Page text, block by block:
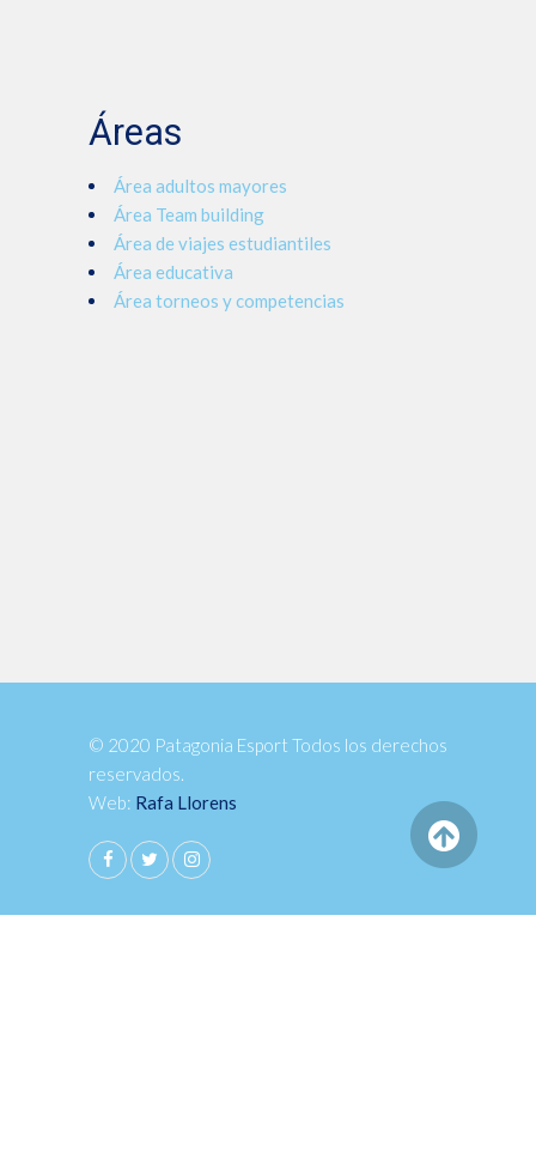
Áreas
Área adultos mayores
Área Team building
Área de viajes estudiantiles
Área educativa
Área torneos y competencias
© 2020 Patagonia Esport Todos los derechos
reservados.
Web: Rafa Llorens